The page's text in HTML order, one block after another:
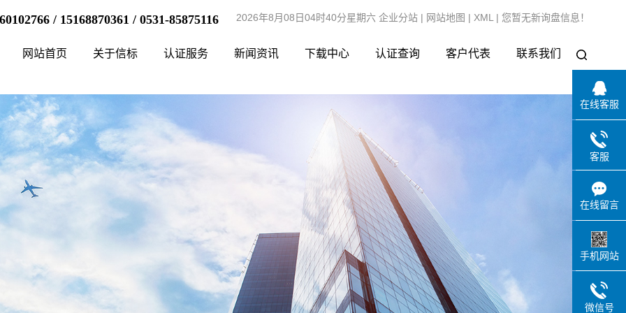
/ 15168870361 / 0531-85875116 2026年8月08日04时40分星期六 企业分站 | 网站地图 | XML | 您暂无新询盘信息！
网站首页 关于信标 认证服务 新闻资讯 下载中心 认证查询 客户代表 联系我们
在线客服
客服
在线留言
手机网站
微信号